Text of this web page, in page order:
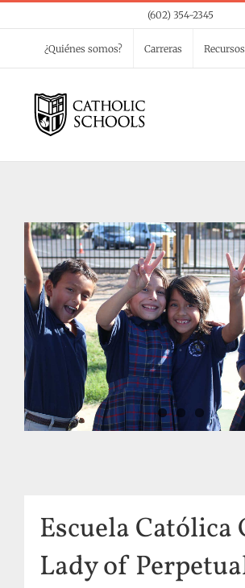
to
content
(602) 354-2345
¿Quiénes somos? Carreras Recursos
Escuela Católica
Lady of